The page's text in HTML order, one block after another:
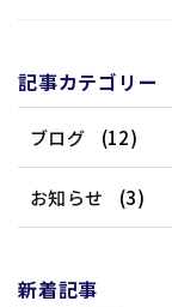
記事カテゴリー
ブログ (12)
お知らせ (3)
新着記事